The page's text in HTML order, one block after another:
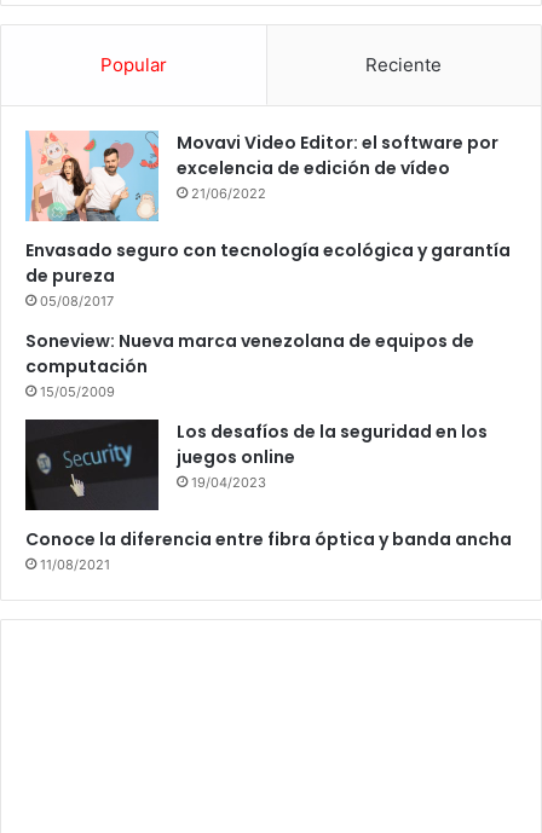
Popular Reciente
Movavi Video Editor: el software por
excelencia de edición de vídeo
21/06/2022
Envasado seguro con tecnología ecológica y garantía
de pureza
05/08/2017
Soneview: Nueva marca venezolana de equipos de
computación
15/05/2009
Los desafíos de la seguridad en los
juegos online
19/04/2023
Conoce la diferencia entre fibra óptica y banda ancha
11/08/2021